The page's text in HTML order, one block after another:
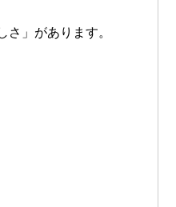
さ」があります。